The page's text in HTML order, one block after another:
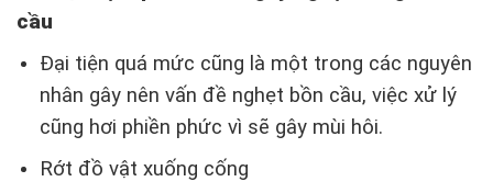
cầu
Đại tiện quá mức cũng là một trong các nguyên
nhân gây nên vấn đề nghẹt bồn cầu, việc xử lý
cũng hơi phiền phức vì sẽ gây mùi hôi.
Rớt đồ vật xuống cống